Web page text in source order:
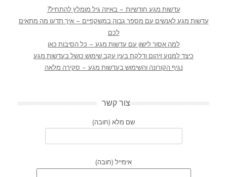
עדשות מגע חודשיות – באיזה גיל מומלץ להתחיל?
עדשות מגע לאנשים עם מספר גבוה במשקפיים – איך תדעו מה מתאים
לכם
למה אסור לישון עם עדשות מגע – כל הסיבות כאן
כיצד למנוע זיהום ודלקת בעין עקב שימוש כושל בעדשות מגע
נגיף הקורונה והשימוש בעדשות מגע – סקירה מלאה
צור קשר
שם מלא (חובה)
אימייל (חובה)